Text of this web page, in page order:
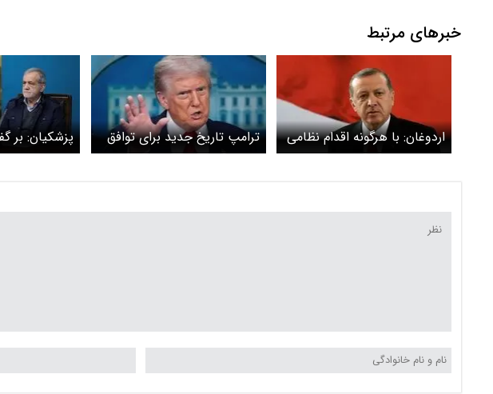
خبرهای مرتبط
اردوغان: با هرگونه اقدام نظامی
علیه ایران مخالفیم
ترامپ تاریخ جدید برای توافق
با ایران اعلام کرد
پزشکیان: بر
تأکید داریم